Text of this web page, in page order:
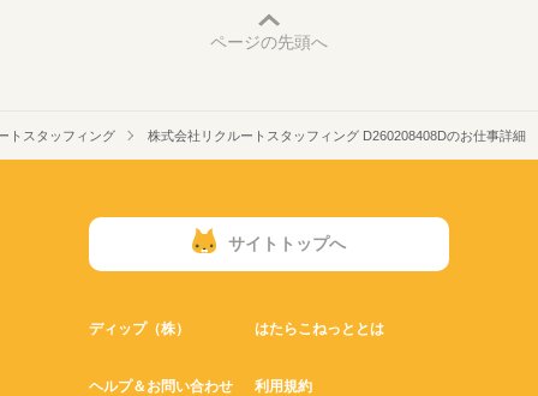
ページの先頭へ
トスタッフィング 株式会社リクルートスタッフィング D260208408Dのお仕事詳細
サイトトップへ
ディップ（株） はたらこねっととは
ヘルプ＆お問い合わせ 利用規約